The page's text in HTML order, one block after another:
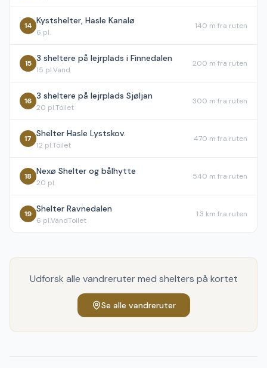
14 Kystshelter, Hasle Kanalø
6 pl.
140 m fra ruten
15 3 sheltere på lejrplads i Finnedalen
15 pl.Vand
200 m fra ruten
16 3 sheltere på lejrplads Sjøljan
20 pl.Toilet
300 m fra ruten
17 Shelter Hasle Lystskov.
12 pl.Toilet
470 m fra ruten
18 Nexø Shelter og bålhytte
20 pl.
540 m fra ruten
19 Shelter Ravnedalen
6 pl.VandToilet
1.3 km fra ruten
Udforsk alle vandreruter med shelters på kortet
Se alle vandreruter